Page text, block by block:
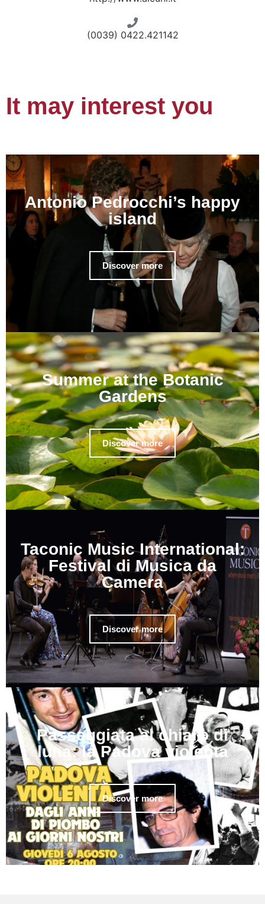
(0039) 0422.421142
It may interest you
Antonio Pedrocchi’s happy
island
Discover more
Summer at the Botanic
Gardens
Discover more
Taconic Music International:
Festival di Musica da
Camera
Discover more
Passeggiata al chiaro di
luna: la Padova violenta
Discover more